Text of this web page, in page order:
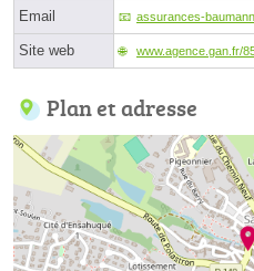
Email assurances-
Site web www.agence.gan.fr/
Plan et adresse